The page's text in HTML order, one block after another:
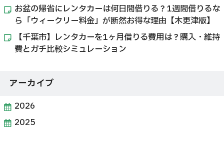
お盆の帰省にレンタカーは何日間借りる？1週間借りるな
ら「ウィークリー料金」が断然お得な理由【木更津版】
【千葉市】レンタカーを1ヶ月借りる費用は？購入・維持
費とガチ比較シミュレーション
アーカイブ
2026
2025